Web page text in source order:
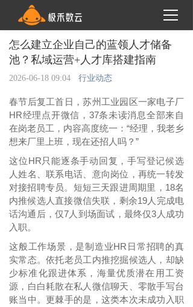
怎么建立企业自己的蓝领人才储备
池？私域运营+人才库搭建指南
2026-06-18 09:04 行业动态
春节后复工首日，苏州工业园区一家电子厂
HR经理点开微信，37条未读消息全部来自
在岗老员工，内容高度统一：“经理，我老乡
想来厂里上班，现在还招人吗？”
这位HR只能逐条手动回复，手写登记候选
人姓名、联系电话、意向岗位，再统一转发
对接招聘专员。短短三天跟进周期里，18名
内推候选人直接微信失联，剩余19人完成电
话沟通后，仅7人到场面试，最终仅3人成功
入职。
这般工作场景，是制造业HR日常招聘的真
实常态。依托老员工内推挖掘候选人，却缺
少标准化跟进体系，海量优质潜在用工资
源，白白耗散在私人微信聊天、零散手写台
账当中。更棘手的是，这类本次未成功入职